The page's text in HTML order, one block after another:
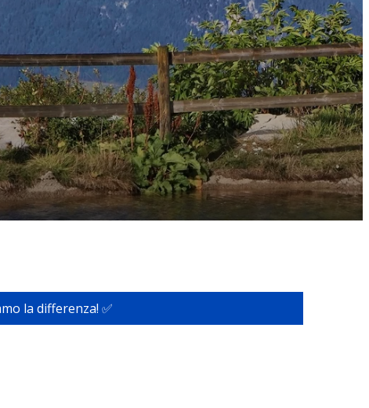
la differenza! ✅